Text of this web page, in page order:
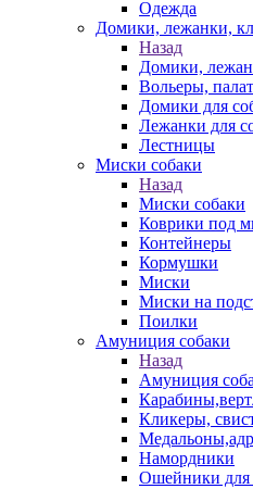
Одежда
Домики, лежанки,
Назад
Домики,
Вольеры,
Домики для
Лежанки для
Лестницы
Миски собаки
Назад
Миски собаки
Коврики под
Контейнеры
Кормушки
Миски
Миски на
Поилки
Амуниция собаки
Назад
Амуниция
Кликеры,
Намордники
Ошейники для